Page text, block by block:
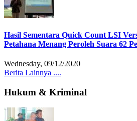
Hasil Sementara Quick Count LSI
Petahana Menang Peroleh Suara 62
Wednesday, 09/12/2020
Berita Lainnya ....
Hukum & Kriminal